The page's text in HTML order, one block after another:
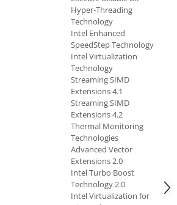
Hyper-Threading
Technology
Intel Enhanced
SpeedStep Technology
Intel Virtualization
Technology
Streaming SIMD
Extensions 4.1
Streaming SIMD
Extensions 4.2
Thermal Monitoring
Technologies
Advanced Vector
Extensions 2.0
Intel Turbo Boost
Technology 2.0
Intel Virtualization for